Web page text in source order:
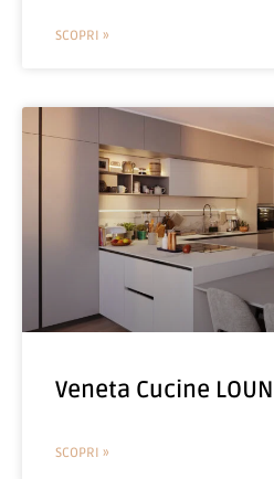
SCOPRI »
Veneta Cucine
SCOPRI »